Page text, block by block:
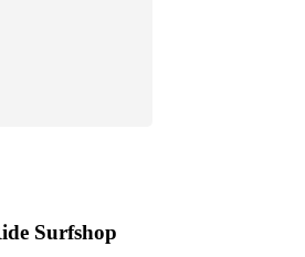
Surfshop